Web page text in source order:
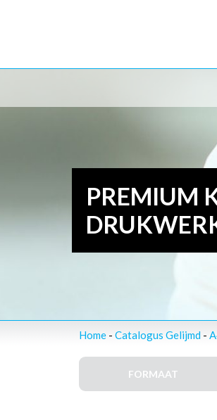
PREMIUM
Home - Catalogus Gelijmd -
FORMAAT